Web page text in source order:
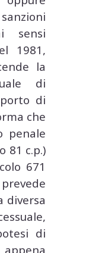
sensi
1981,
la
di
di
che
penale
81 c.p.)
671
diversa
di